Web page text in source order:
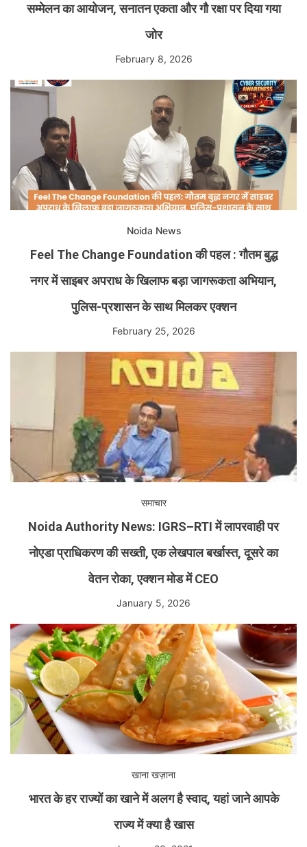
सम्मेलन का आयोजन, सनातन एकता और गौ रक्षा पर दिया गया
जोर
February 8, 2026
Noida News
Feel The Change Foundation की पहल : गौतम बुद्ध
नगर में साइबर अपराध के खिलाफ बड़ा जागरूकता अभियान,
पुलिस-प्रशासन के साथ मिलकर एक्शन
February 25, 2026
समाचार
Noida Authority News: IGRS–RTI में लापरवाही पर
नोएडा प्राधिकरण की सख्ती, एक लेखपाल बर्खास्त, दूसरे का
वेतन रोका, एक्शन मोड में CEO
January 5, 2026
खाना खज़ाना
भारत के हर राज्यों का खाने में अलग है स्वाद, यहां जाने आपके
राज्य में क्या है खास